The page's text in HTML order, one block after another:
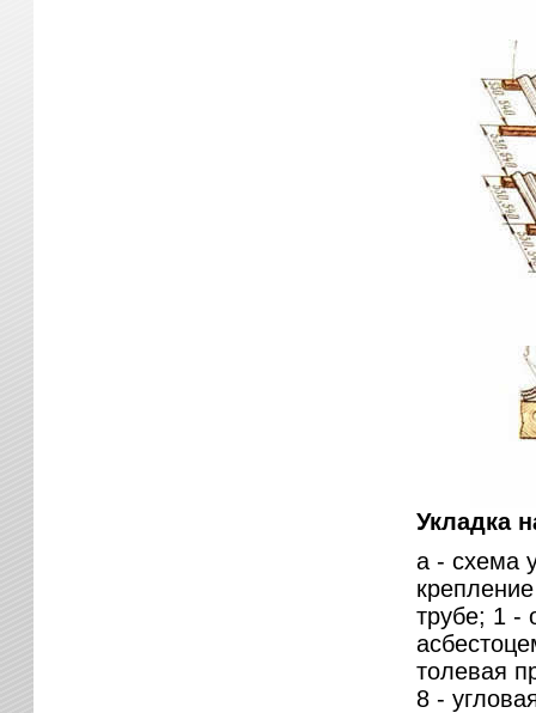
Укладка
а - схема
трубе; 1 -
толевая
8 -